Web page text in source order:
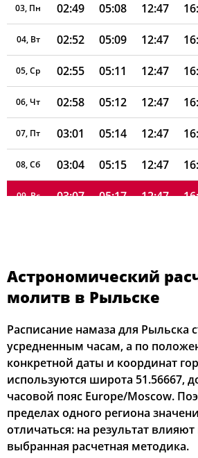
03, Пн 02:49 05:08 12:47
04, Вт 02:52 05:09 12:47
05, Ср 02:55 05:11 12:47
06, Чт 02:58 05:12 12:47
07, Пт 03:01 05:14 12:47
08, Сб 03:04 05:15 12:47
09, Вс 03:07 05:17 12:47
12, Ср 12:46
14, Пт 03:21 05:25 12:46
15, Сб 03:23 05:26 12:46
16, Вс 03:26 05:28 12:46
17, Пн 03:29 05:30 12:45
Астрономический
молитв в Рыльске
Расписание намаза для Рыльска
усредненным часам, а по
конкретной даты и координат
используются широта 51.56667,
часовой пояс Europe/Moscow.
пределах одного региона
отличаться: на результат влияют
выбранная расчетная методика.